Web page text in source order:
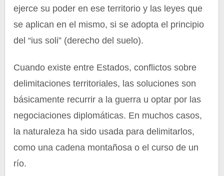
ejerce su poder en ese territorio y las leyes que
se aplican en el mismo, si se adopta el principio
del “ius soli” (derecho del suelo).
Cuando existe entre Estados, conflictos sobre
delimitaciones territoriales, las soluciones son
básicamente recurrir a la guerra u optar por las
negociaciones diplomáticas. En muchos casos,
la naturaleza ha sido usada para delimitarlos,
como una cadena montañosa o el curso de un
río.